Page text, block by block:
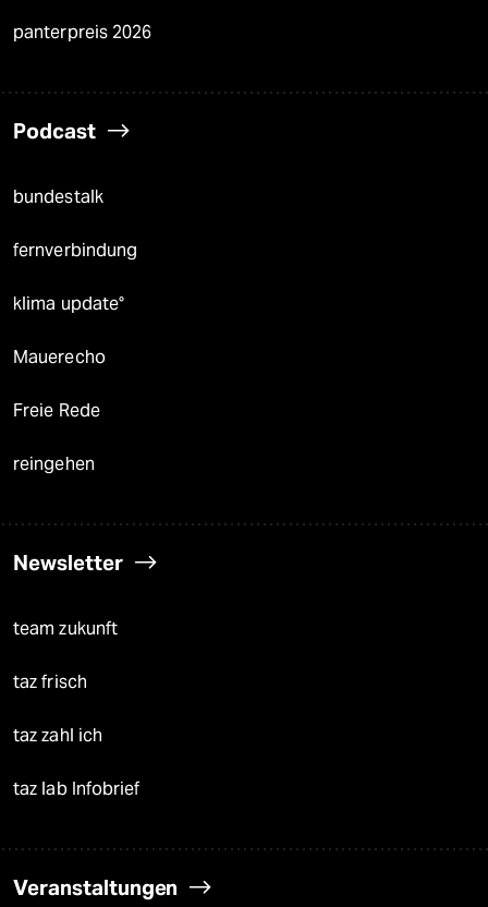
panterpreis 2026
Podcast
bundestalk
fernverbindung
klima update°
Mauerecho
Freie Rede
reingehen
Newsletter
team zukunft
taz frisch
taz zahl ich
taz lab Infobrief
Veranstaltungen